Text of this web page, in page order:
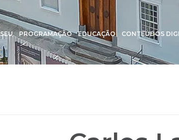
PROGRAMAÇÃO EDUCAÇÃO CONTEÚDOS